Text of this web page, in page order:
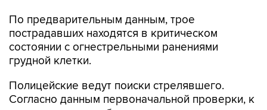
По предварительным данным, трое
пострадавших находятся в критическом
состоянии с огнестрельными ранениями
грудной клетки.
Полицейские ведут поиски стрелявшего.
Согласно данным первоначальной проверки, к